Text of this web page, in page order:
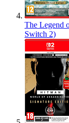
The Legend
Switch 2)